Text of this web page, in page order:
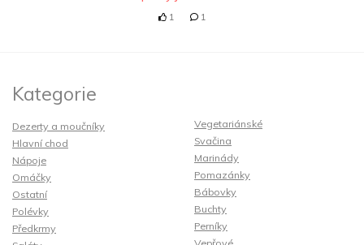
1 1
Kategorie
Dezerty a moučníky
Hlavní chod
Nápoje
Omáčky
Ostatní
Polévky
Předkrmy
Vegetariánské
Svačina
Marinády
Pomazánky
Bábovky
Buchty
Perníky